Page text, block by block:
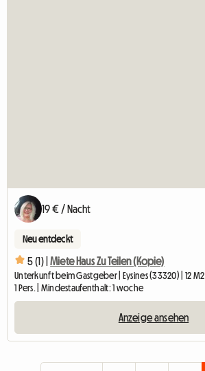
19 € / Nacht
Neu entdeckt
5 (1) | Miete Haus Zu Teilen (Kopie)
Unterkunft beim Gastgeber | Eysines (33320) | 12 M2
1 Pers. | Mindestaufenthalt: 1 woche
Anzeige ansehen